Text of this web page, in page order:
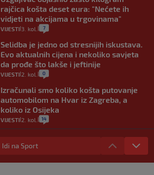
rajčica košta deset eura: "Nećete ih
vidjeti na akcijama u trgovinama"
VIJESTI 3. kol. 7
Selidba je jedno od stresnijih iskustava.
Evo aktualnih cijena i nekoliko savjeta
da prođe što lakše i jeftinije
VIJESTI 2. kol. 0
Izračunali smo koliko košta putovanje
automobilom na Hvar iz Zagreba, a
koliko iz Osijeka
VIJESTI 2. kol. 14
"Kći je otišla na more, a zaboravila
zdravstvenu iskaznicu". Kakva su prava
pacijenata izvan mjesta prebivališta?
1
Idi na Sport